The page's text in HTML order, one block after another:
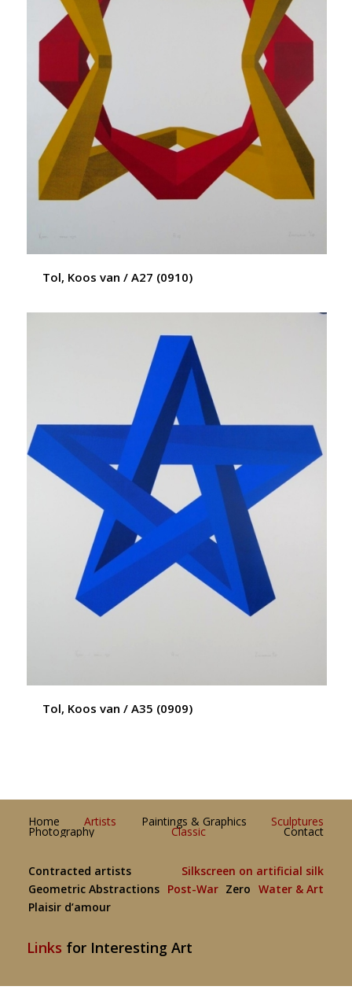
Tol, Koos van / A27 (0910)
Tol, Koos van / A35 (0909)
Home Artists Paintings & Graphics Sculptures
Photography Classic Contact
Contracted artists
Silkscreen on artificial silk
Geometric Abstractions
Post-War Zero Water & Art
Plaisir d’amour
Links for Interesting Art